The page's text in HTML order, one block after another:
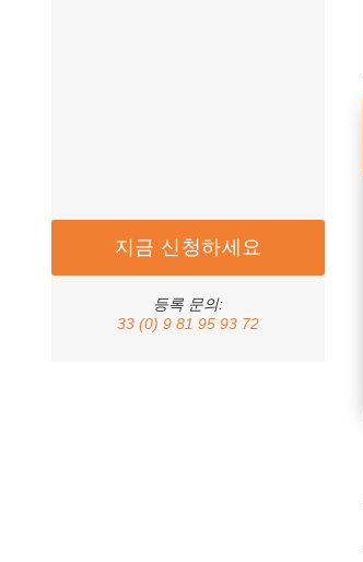
지금 신청하세요
등록 문의:
33 (0) 9 81 95 93 72